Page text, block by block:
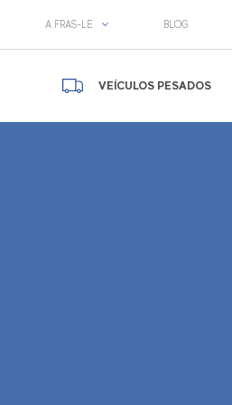
A FRAS-LE BLOG
VEÍCULOS PESADOS